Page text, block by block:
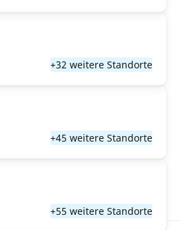
+32 weitere Standorte
+45 weitere Standorte
+55 weitere Standorte